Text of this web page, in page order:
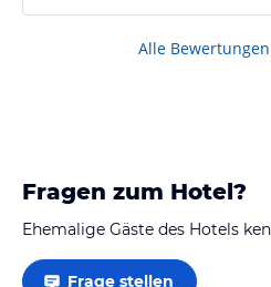
Rezeption Ärger zu machen
E-mail mit Fotos ist sofort
Alle
Fragen zum Hotel?
Ehemalige Gäste des Hotels
Frage stellen